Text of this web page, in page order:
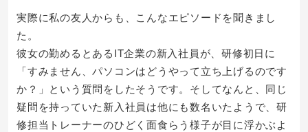
実際に私の友人からも、こんなエピソードを聞きまし
た。
彼女の勤めるとあるIT企業の新入社員が、研修初日に
「すみません、パソコンはどうやって立ち上げるのです
か？」という質問をしたそうです。そしてなんと、同じ
疑問を持っていた新入社員は他にも数名いたようで、研
修担当トレーナーのひどく面食らう様子が目に浮かぶよ